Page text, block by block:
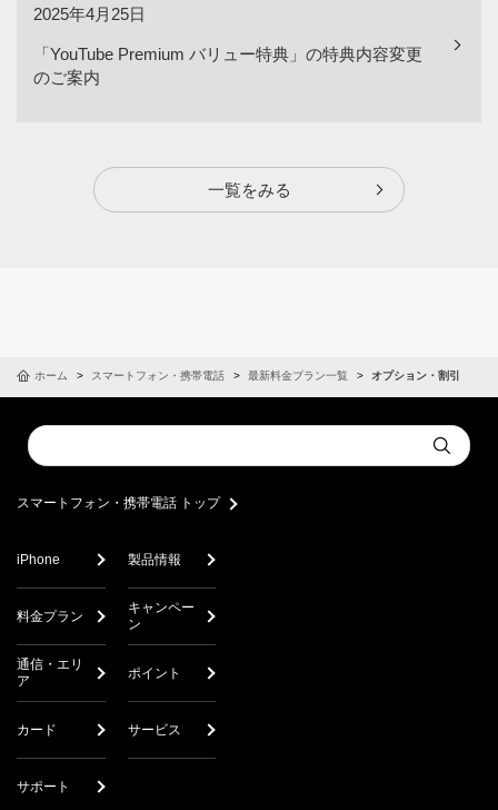
2025年4月25日
「YouTube Premium バリュー特典」の特典内容変更
のご案内
一覧をみる
ホーム スマートフォン・携帯電話 最新料金プラン一覧 オプション・割引
Conduct
a
Submit
スマートフォン・携帯電話 トップ
iPhone 製品情報
料金プラン
キャンペー
ン
通信・エリ
ア
ポイント
カード サービス
サポート